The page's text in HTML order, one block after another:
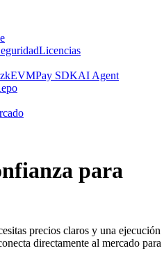
Licencias
Pay SDKAI Agent
para
precios claros y una ejecución
directamente al mercado para